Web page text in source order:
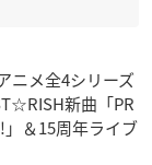
ニメ全4シリーズ
新曲「PR
」＆15周年ライブ